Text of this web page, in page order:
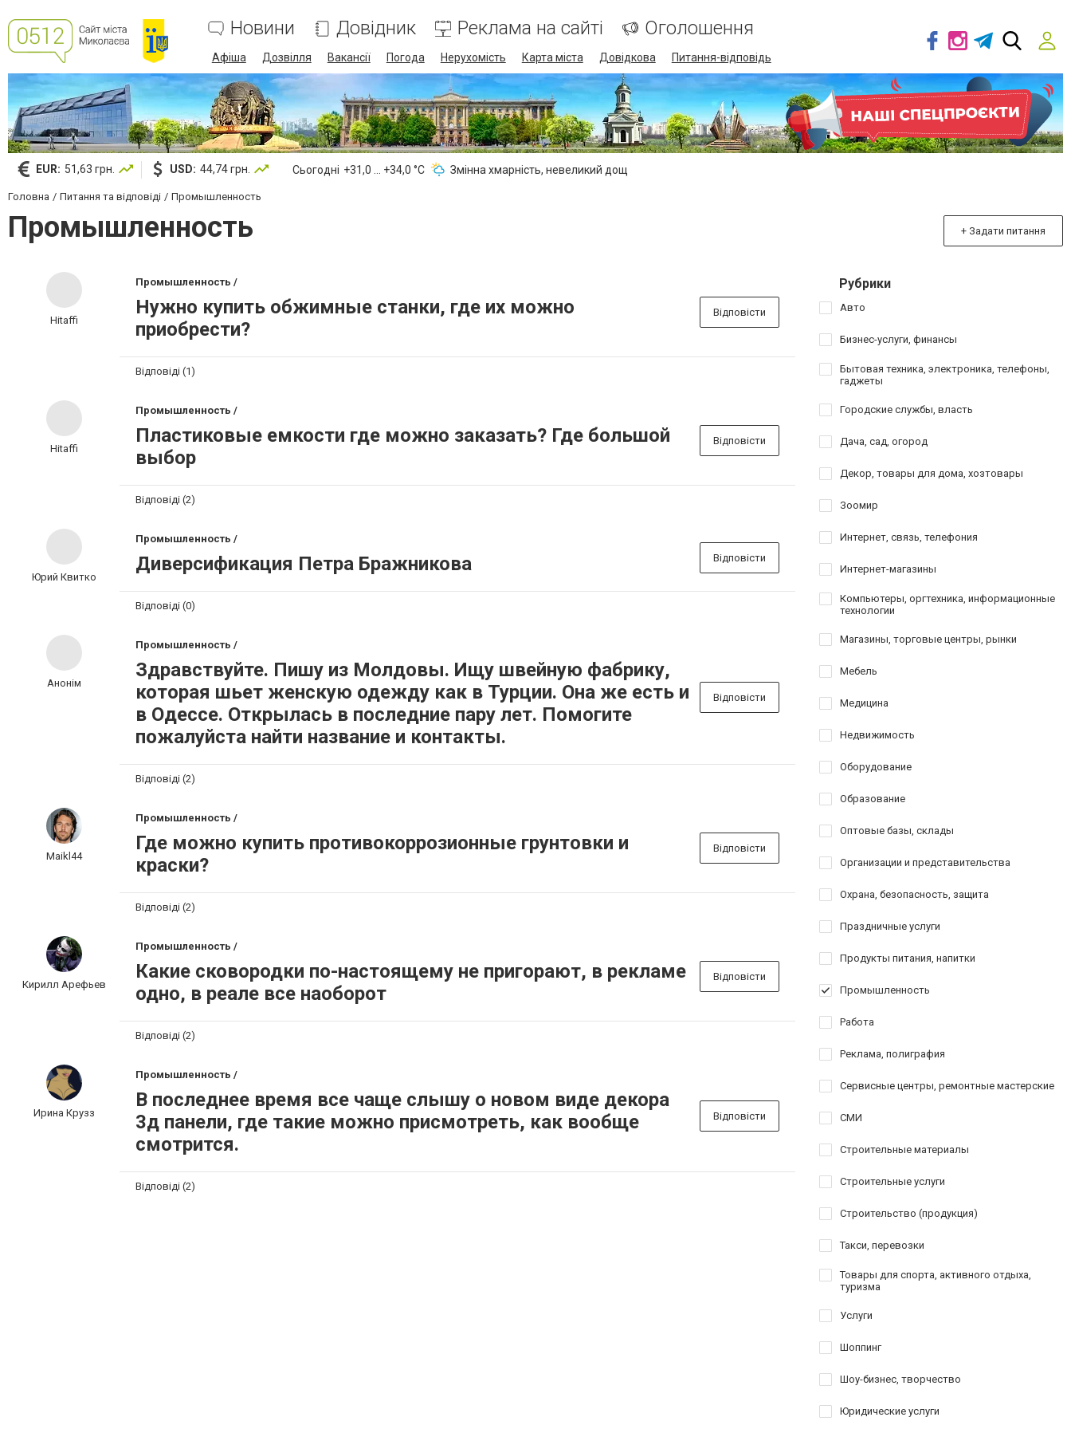
Новини Довідник Реклама на сайті Оголошення
Афіша Дозвілля Вакансії Погода Нерухомість Карта міста Довідкова Питання-відповідь
EUR: 51,63 грн. USD: 44,74 грн. Сьогодні +31,0 ... +34,0 °С Змінна хмарність, невеликий дощ
Головна Питання та відповіді Промышленность
Промышленность + Задати питання
Hitaffi
Промышленность /
Нужно купить обжимные станки, где их можно
приобрести?
Відповісти
Відповіді (1)
Hitaffi
Промышленность /
Пластиковые емкости где можно заказать? Где большой
выбор
Відповісти
Відповіді (2)
Юрий Квитко
Промышленность /
Диверсификация Петра Бражникова Відповісти
Відповіді (0)
Анонім
Промышленность /
Здравствуйте. Пишу из Молдовы. Ищу швейную фабрику,
которая шьет женскую одежду как в Турции. Она же есть и
в Одессе. Открылась в последние пару лет. Помогите
пожалуйста найти название и контакты.
Відповісти
Відповіді (2)
Maikl44
Промышленность /
Где можно купить противокоррозионные грунтовки и
краски?
Відповісти
Відповіді (2)
Кирилл Арефьев
Промышленность /
Какие сковородки по-настоящему не пригорают, в рекламе
одно, в реале все наоборот
Відповісти
Відповіді (2)
Ирина Крузз
Промышленность /
В последнее время все чаще слышу о новом виде декора
3д панели, где такие можно присмотреть, как вообще
смотрится.
Відповісти
Відповіді (2)
Рубрики
Авто
Бизнес-услуги, финансы
Бытовая техника, электроника, телефоны,
гаджеты
Городские службы, власть
Дача, сад, огород
Декор, товары для дома, хозтовары
Зоомир
Интернет, связь, телефония
Интернет-магазины
Компьютеры, оргтехника, информационные
технологии
Магазины, торговые центры, рынки
Мебель
Медицина
Недвижимость
Оборудование
Образование
Оптовые базы, склады
Организации и представительства
Охрана, безопасность, защита
Праздничные услуги
Продукты питания, напитки
Промышленность
Работа
Реклама, полиграфия
Сервисные центры, ремонтные мастерские
СМИ
Строительные материалы
Строительные услуги
Строительство (продукция)
Такси, перевозки
Товары для спорта, активного отдыха,
туризма
Услуги
Шоппинг
Шоу-бизнес, творчество
Юридические услуги